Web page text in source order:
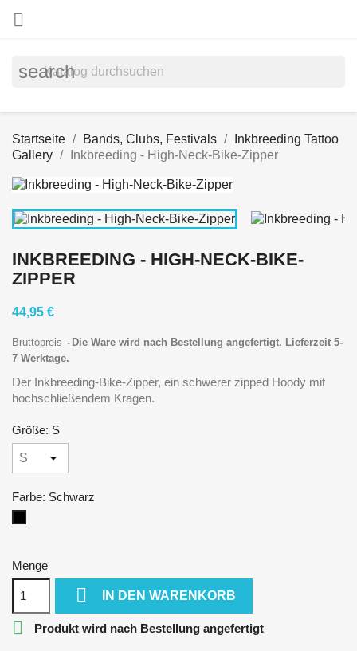

search
Startseite Bands, Clubs, Festivals
Inkbreeding Tattoo
Gallery
Inkbreeding - High-Neck-Bike-Zipper
INKBREEDING - HIGH-NECK-BIKE-
ZIPPER
44,95 €
Bruttopreis
Die Ware wird nach Bestellung angefertigt. Lieferzeit 5-
7 Werktage.
Der Inkbreeding-Bike-Zipper, ein schwerer zipped Hoody mit
hochschließendem Kragen.
Größe: S
Farbe: Schwarz
Menge
 IN DEN WARENKORB
 Produkt wird nach Bestellung angefertigt